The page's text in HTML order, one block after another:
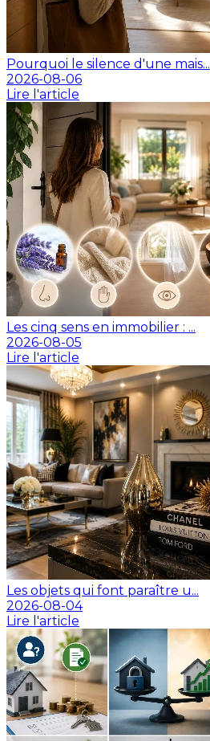
Pourquoi le silence d'une mais...
2026-08-06
Lire l'article
Les cinq sens en immobilier : ...
2026-08-05
Lire l'article
Les objets qui font paraître u...
2026-08-04
Lire l'article